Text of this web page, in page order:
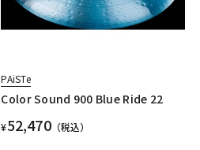
PAiSTe
Color Sound 900 Blue Ride 22
¥52,470（税込）